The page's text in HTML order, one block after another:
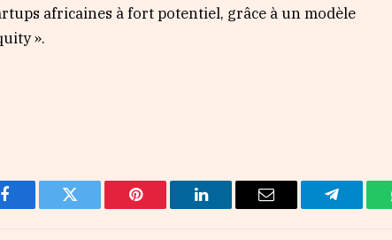
africaines à fort potentiel, grâce à un modèle
».
Facebook Twitter Pinterest LinkedIn Email Telegram